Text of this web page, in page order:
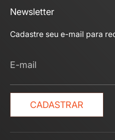
Newsletter
Cadastre seu e-mail para
E-mail
CADASTRAR